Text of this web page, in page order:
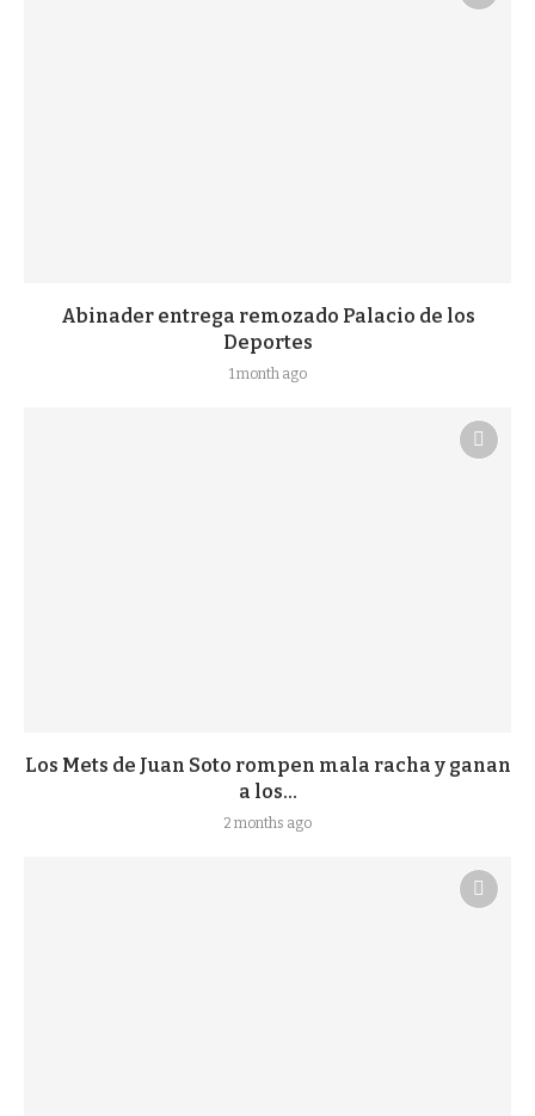
Abinader entrega remozado Palacio de los
Deportes
1 month ago
Los Mets de Juan Soto rompen mala racha y ganan
a los...
2 months ago